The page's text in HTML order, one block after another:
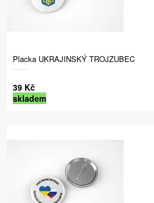
Placka UKRAJINSKÝ TROJZUBEC
39 Kč
skladem